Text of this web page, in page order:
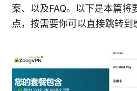
案、以及FAQ。以下是本篇将
点，按需要你可以直接跳转到